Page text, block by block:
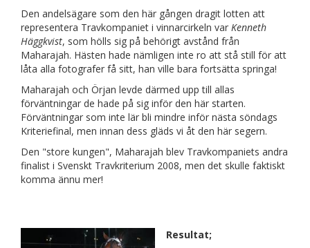
Den andelsägare som den här gången dragit lotten att
representera Travkompaniet i vinnarcirkeln var Kenneth
Häggkvist, som hölls sig på behörigt avstånd från
Maharajah. Hästen hade nämligen inte ro att stå still för att
låta alla fotografer få sitt, han ville bara fortsätta springa!
Maharajah och Örjan levde därmed upp till allas
förväntningar de hade på sig inför den här starten.
Förväntningar som inte lär bli mindre inför nästa söndags
Kriteriefinal, men innan dess gläds vi åt den här segern.
Den "store kungen", Maharajah blev Travkompaniets andra
finalist i Svenskt Travkriterium 2008, men det skulle faktiskt
komma ännu mer!
Resultat;